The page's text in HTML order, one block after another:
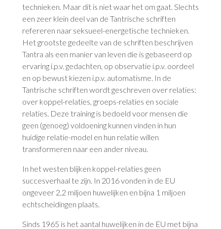
technieken. Maar dit is niet waar het om gaat. Slechts
een zeer klein deel van de Tantrische schriften
refereren naar seksueel-energetische technieken.
Het grootste gedeelte van de schriften beschrijven
Tantra als een manier van leven die is gebaseerd op
ervaring i.p.v. gedachten, op observatie i.p.v. oordeel
en op bewust kiezen i.p.v. automatisme. In de
Tantrische schriften wordt geschreven over relaties:
over koppel-relaties, groeps-relaties en sociale
relaties. Deze training is bedoeld voor mensen die
geen (genoeg) voldoening kunnen vinden in hun
huidige relatie-model en hun relatie willen
transformeren naar een ander niveau.
In het westen blijken koppel-relaties geen
succesverhaal te zijn. In 2016 vonden in de EU
ongeveer 2,2 miljoen huwelijken en bijna 1 miljoen
echtscheidingen plaats.
Sinds 1965 is het aantal huwelijken in de EU met bijna